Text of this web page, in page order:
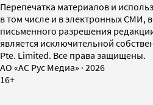
Перепечатка материалов и
в том числе и в электронных СМИ,
письменного разрешения
является исключительной
Pte. Limited. Все права защищены.
AO «АС Рус Медиа» · 2026
16+